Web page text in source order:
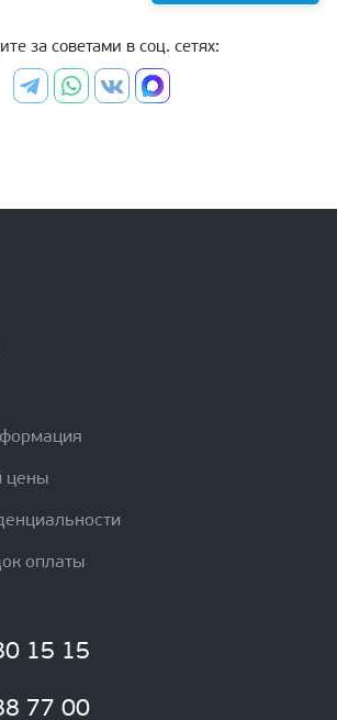
за советами в соц. сетях:
цены
оплаты
15 15
77 00